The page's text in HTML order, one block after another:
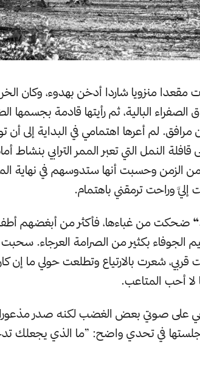
مقعدا منزويا شاردا أدخن بهدوء، وكان
الصفراء البالية، ثم رأيتها قادمة بجسمها
لم أعرها اهتمامي في البداية إلى
النمل التي تعبر الممر الترابي بنشاط
الزمن وحسبت أنها ستدوسهم في نهاية
وراحت ترمقني باهتمام.
ضحكت من غباءها، فأكثر من أبغضهم
الجوفاء بكثير من الصرامة العرجاء.
شعرت بالارتياع وتطلعت حولي ما إن
لا أحب المتاعب.
على صوتي بعض الغضب لكنه صدر
في تحدي واضح: ”ما الذي يجعلك